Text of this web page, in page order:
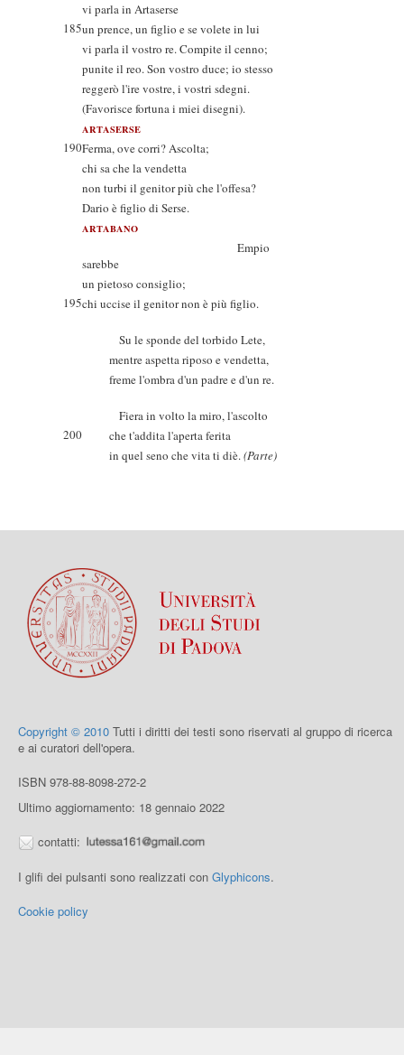
vi parla in Artaserse
185un prence, un figlio e se volete in lui
vi parla il vostro re. Compite il cenno;
punite il reo. Son vostro duce; io stesso
reggerò l'ire vostre, i vostri sdegni.
(Favorisce fortuna i miei disegni).
ARTASERSE
190Ferma, ove corri? Ascolta;
chi sa che la vendetta
non turbi il genitor più che l'offesa?
Dario è figlio di Serse.
ARTABANO
Empio
sarebbe
un pietoso consiglio;
195chi uccise il genitor non è più figlio.
Su le sponde del torbido Lete,
mentre aspetta riposo e vendetta,
freme l'ombra d'un padre e d'un re.
Fiera in volto la miro, l'ascolto
200
che t'addita l'aperta ferita
in quel seno che vita ti diè.(Parte)
Copyright © 2010 Tutti i diritti dei testi sono riservati al gruppo di ricerca
e ai curatori dell'opera.
ISBN 978-88-8098-272-2
Ultimo aggiornamento: 18 gennaio 2022
contatti:
I glifi dei pulsanti sono realizzati con Glyphicons.
Cookie policy